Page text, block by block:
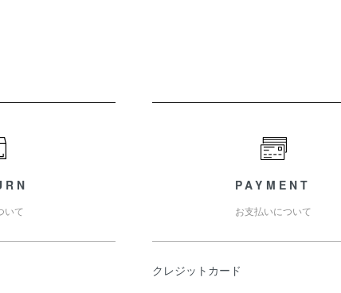
いて
PAYMENT
お支払いについて
クレジットカード